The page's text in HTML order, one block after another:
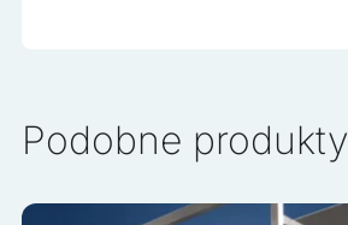
Podobne produkty